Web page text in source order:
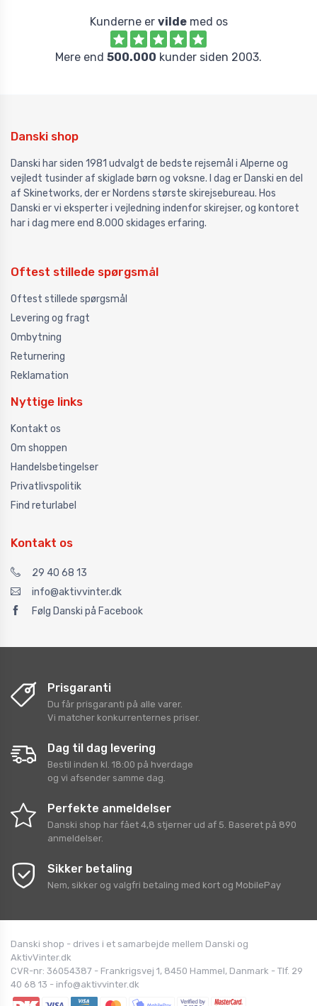
Kunderne er vildemed os
Mere end 500.000 kunder siden 2003.
Danski shop
Danski har siden 1981 udvalgt de bedste rejsemål i Alperne og
vejledt tusinder af skiglade børn og voksne. I dag er Danski en del
af Skinetworks, der er Nordens største skirejsebureau. Hos
Danski er vi eksperter i vejledning indenfor skirejser, og kontoret
har i dag mere end 8.000 skidages erfaring.
Oftest stillede spørgsmål
Oftest stillede spørgsmål
Levering og fragt
Ombytning
Returnering
Reklamation
Nyttige links
Kontakt os
Om shoppen
Handelsbetingelser
Privatlivspolitik
Find returlabel
Kontakt os
29 40 68 13
info@aktivvinter.dk
Følg Danski på Facebook
Prisgaranti
Du får prisgaranti på alle varer.
Vi matcher konkurrenternes priser.
Dag til dag levering
Bestil inden kl. 18:00 på hverdage
og vi afsender samme dag.
Perfekte anmeldelser
Danski shop har fået 4,8 stjerner ud af 5. Baseret på 890
anmeldelser.
Sikker betaling
Nem, sikker og valgfri betaling med kort og MobilePay
Danski shop - drives i et samarbejde mellem Danski og
AktivVinter.dk
CVR-nr: 36054387 - Frankrigsvej 1, 8450 Hammel, Danmark - Tlf. 29
40 68 13 - info@aktivvinter.dk